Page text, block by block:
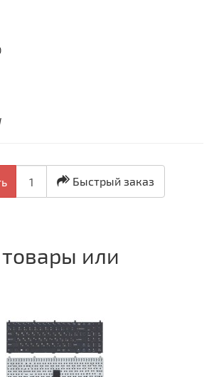
Быстрый заказ
или